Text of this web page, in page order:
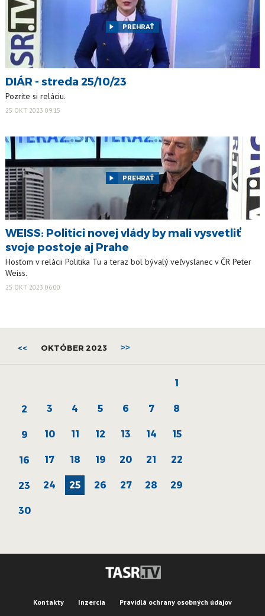
PREHRAŤ
DIÁR - streda 25/10/23
Pozrite si reláciu.
25 OKT 2023 09:15
PREHRAŤ
WEISS: Politici novej vlády by mali vysvetliť
svoje postoje aj Prahe
Hosťom v relácii Politika Tu a teraz bol bývalý veľvyslanec v ČR Peter
Weiss.
25 OKT 2023 06:00
<< OKTÓBER 2023 >>
1
2 3 4 5 6 7 8
9 10 11 12 13 14 15
16 17 18 19 20 21 22
23 24 25 26 27 28 29
30
Kontakty Inzercia Pravidlá ochrany osobných údajov